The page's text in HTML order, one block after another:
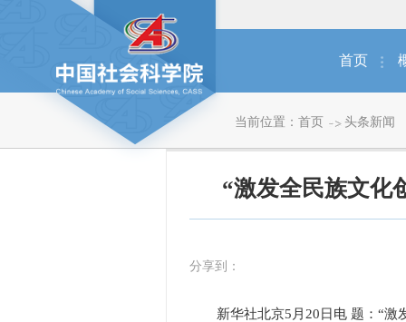
首页
当前位置： 首页 头条新闻
“激发全民族文
分享到：
新华社北京5月20日电 题：“激